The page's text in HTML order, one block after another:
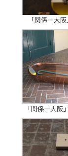
「関係―大
「関係―大阪